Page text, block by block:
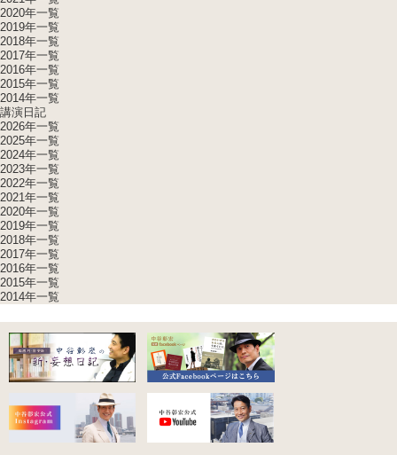
2020年一覧
2019年一覧
2018年一覧
2017年一覧
2016年一覧
2015年一覧
2014年一覧
講演日記
2026年一覧
2025年一覧
2024年一覧
2023年一覧
2022年一覧
2021年一覧
2020年一覧
2019年一覧
2018年一覧
2017年一覧
2016年一覧
2015年一覧
2014年一覧